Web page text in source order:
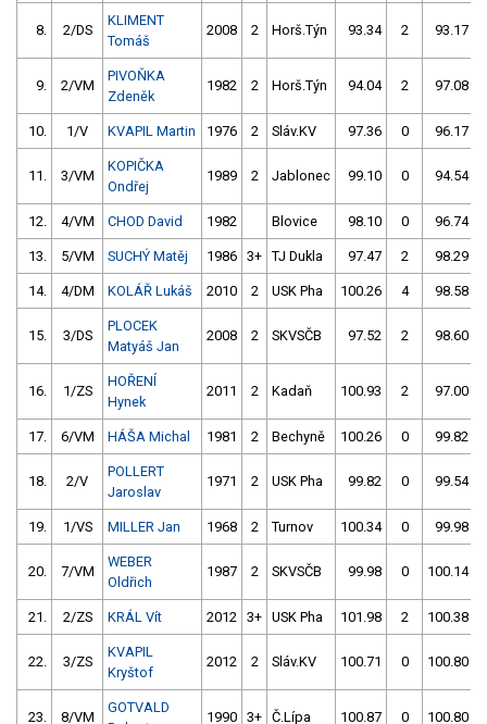
8. 2/DS
KLIMENT
Tomáš
2008 2 Horš.Týn 93.34 2 93.17
9. 2/VM
PIVOŇKA
Zdeněk
1982 2 Horš.Týn 94.04 2 97.08
10. 1/V KVAPIL Martin 1976 2 Sláv.KV 97.36 0 96.17
11. 3/VM
KOPIČKA
Ondřej
1989 2 Jablonec 99.10 0 94.54
12. 4/VM CHOD David 1982 Blovice 98.10 0 96.74
13. 5/VM SUCHÝ Matěj 1986 3+ TJ Dukla 97.47 2 98.29
14. 4/DM KOLÁŘ Lukáš 2010 2 USK Pha 100.26 4 98.58
15. 3/DS
PLOCEK
Matyáš Jan
2008 2 SKVSČB 97.52 2 98.60
16. 1/ZS
HOŘENÍ
Hynek
2011 2 Kadaň 100.93 2 97.00
17. 6/VM HÁŠA Michal 1981 2 Bechyně 100.26 0 99.82
18. 2/V
POLLERT
Jaroslav
1971 2 USK Pha 99.82 0 99.54
19. 1/VS MILLER Jan 1968 2 Turnov 100.34 0 99.98
20. 7/VM
WEBER
Oldřich
1987 2 SKVSČB 99.98 0 100.14
21. 2/ZS KRÁL Vít 2012 3+ USK Pha 101.98 2 100.38
22. 3/ZS
KVAPIL
Kryštof
2012 2 Sláv.KV 100.71 0 100.80
23. 8/VM
GOTVALD
1990 3+ Č.Lípa 100.87 0 100.80